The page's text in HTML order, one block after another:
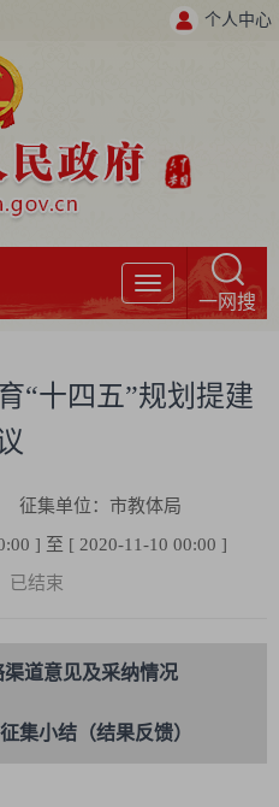
个人中心
导
航
一网搜
“十四五”规划提建
征集单位：市教体局
] 至 [ 2020-11-10 00:00 ]
已结束
渠道意见及采纳情况
征集小结（结果反馈）